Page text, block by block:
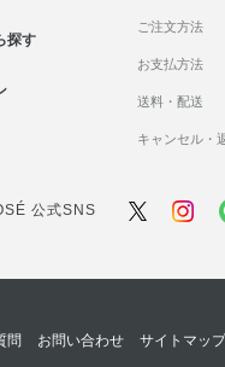
探す
ご注文方法
お支払方法
送料・配送
キャンセル・
公式SNS
問 お問い合わせ サイトマッ